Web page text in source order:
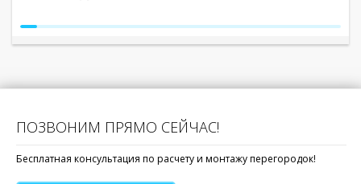
ПОЗВОНИМ ПРЯМО СЕЙЧАС!
Бесплатная консультация по расчету и монтажу перегородок!